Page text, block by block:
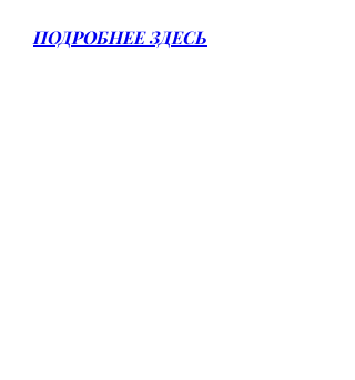
ПОДРОБНЕЕ ЗДЕСЬ